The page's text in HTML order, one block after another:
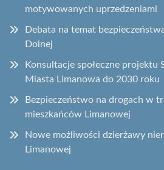
motywowanych uprzedzeniami
Debata na temat
Dolnej
Konsultacje społeczne projektu
Miasta Limanowa do 2030 roku
Bezpieczeństwo na drogach w
mieszkańców Limanowej
Nowe możliwości dzierżawy
Limanowej